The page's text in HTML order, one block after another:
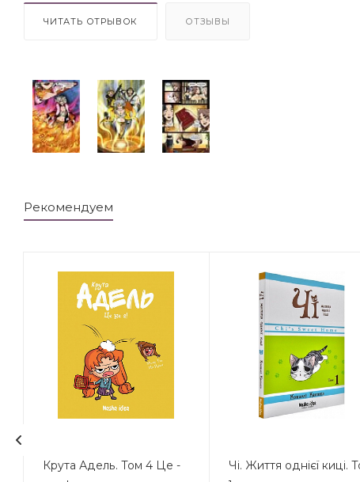
ЧИТАТЬ ОТРЫВОК ОТЗЫВЫ
Рекомендуем
Крута Адель. Том 4 Це -
Чі. Життя однієї киці.